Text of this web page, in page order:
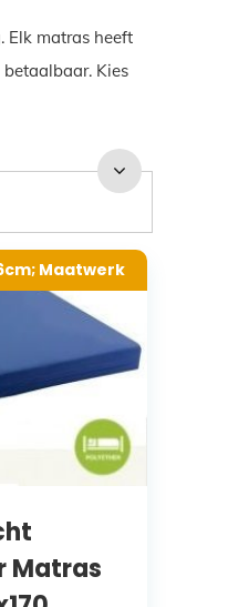
Elk matras heeft
Kies
Maatwerk
Matras